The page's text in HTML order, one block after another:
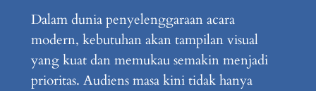
Dalam dunia penyelenggaraan acara
modern, kebutuhan akan tampilan visual
yang kuat dan memukau semakin menjadi
prioritas. Audiens masa kini tidak hanya